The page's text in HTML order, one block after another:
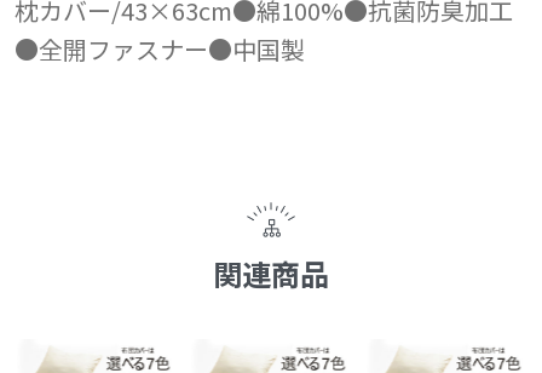
枕カバー/43×63cm●綿100%●抗菌防臭加工
●全開ファスナー●中国製
関連商品